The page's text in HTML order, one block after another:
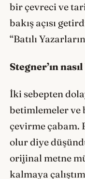
bir çevreci ve
bakış açısı
“Batılı
Stegner’ın
İki sebepten
betimlemeler ve
çevirme çabam.
olur diye
orijinal metne
kalmaya